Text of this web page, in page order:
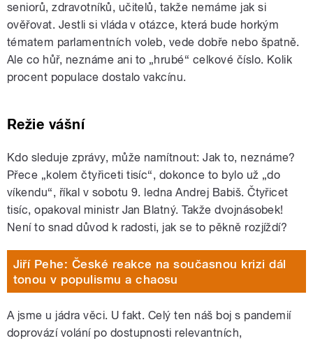
seniorů, zdravotníků, učitelů, takže nemáme jak si
ověřovat. Jestli si vláda v otázce, která bude horkým
tématem parlamentních voleb, vede dobře nebo špatně.
Ale co hůř, neznáme ani to „hrubé“ celkové číslo. Kolik
procent populace dostalo vakcínu.
Režie vášní
Kdo sleduje zprávy, může namítnout: Jak to, neznáme?
Přece „kolem čtyřiceti tisíc“, dokonce to bylo už „do
víkendu“, říkal v sobotu 9. ledna Andrej Babiš. Čtyřicet
tisíc, opakoval ministr Jan Blatný. Takže dvojnásobek!
Není to snad důvod k radosti, jak se to pěkně rozjíždí?
Jiří Pehe: České reakce na současnou krizi dál
tonou v populismu a chaosu
A jsme u jádra věci. U fakt. Celý ten náš boj s pandemií
doprovází volání po dostupnosti relevantních,